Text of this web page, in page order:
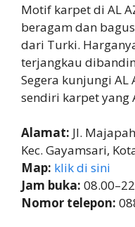
Motif karpet di AL
beragam dan
dari Turki.
terjangkau
Segera kunjungi AL
sendiri karpet yang
Alamat: Jl.
Kec. Gayamsari,
Map: klik di sini
Jam buka:
Nomor telepon: